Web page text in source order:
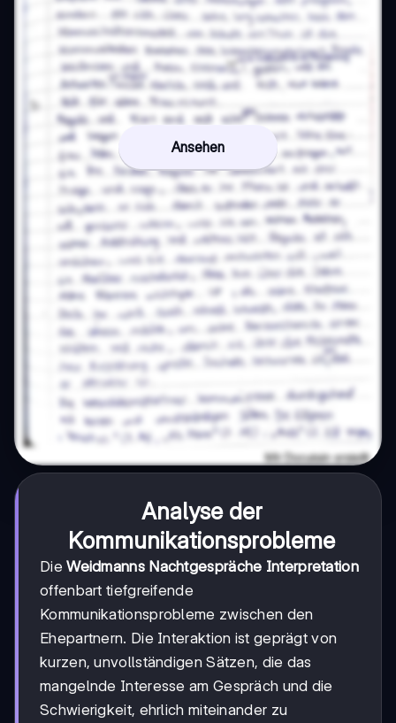
Ansehen
Analyse der
Kommunikationsprobleme
DieWeidmanns Nachtgespräche Interpretation
offenbart tiefgreifende
Kommunikationsprobleme zwischen den
Ehepartnern. Die Interaktion ist geprägt von
kurzen, unvollständigen Sätzen, die das
mangelnde Interesse am Gespräch und die
Schwierigkeit, ehrlich miteinander zu